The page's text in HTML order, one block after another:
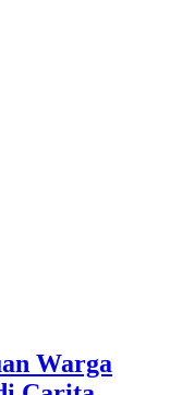
Warga